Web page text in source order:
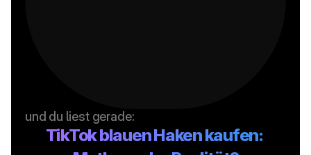
und du liest gerade:
TikTok blauen Haken kaufen: